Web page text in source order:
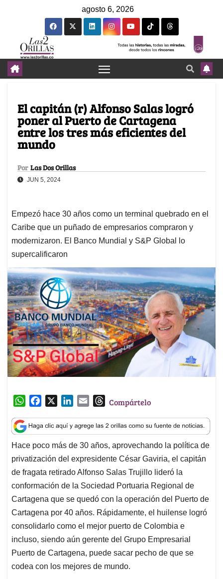
agosto 6, 2026
El capitán (r) Alfonso Salas logró
poner al Puerto de Cartagena
entre los tres más eficientes del
mundo
Por Las Dos Orillas
JUN 5, 2024
Empezó hace 30 años como un terminal quebrado en el
Caribe que un puñado de empresarios compraron y
modernizaron. El Banco Mundial y S&P Global lo
supercalificaron
W
a
t
s
A
p
p
c
e
b
o
o
k
n
k
e
d
I
n
a
i
l
T
r
e
a
d
s
Compártelo
Hace poco más de 30 años, aprovechando la política de
privatización del expresidente César Gaviria, el capitán
de fragata retirado Alfonso Salas Trujillo lideró la
conformación de la Sociedad Portuaria Regional de
Cartagena que se quedó con la operación del Puerto de
Cartagena por 40 años. Rápidamente, el huilense logró
consolidarlo como el mejor puerto de Colombia e
incluso, siendo aún gerente del Grupo Empresarial
Puerto de Cartagena, puede sacar pecho de que se
codea con los mejores de mundo.